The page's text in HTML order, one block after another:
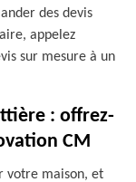
des devis
appelez
sur mesure à un
: offrez-
CM
votre maison, et